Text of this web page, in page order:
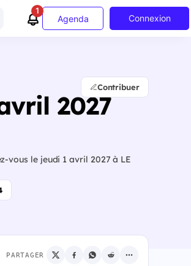
1
Agenda Connexion
2027
vous le jeudi 1 avril 2027 à LE
Contribuer
PARTAGER